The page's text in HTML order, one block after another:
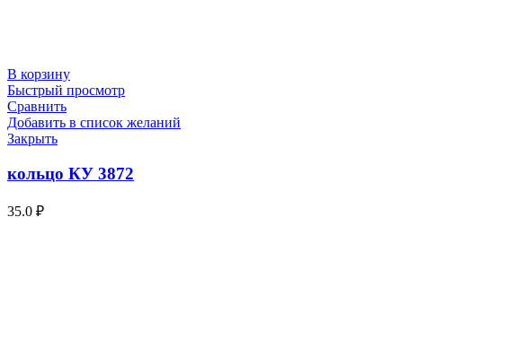
В корзину
Быстрый просмотр
Сравнить
Добавить в список желаний
Закрыть
кольцо КУ 3872
35.0 ₽